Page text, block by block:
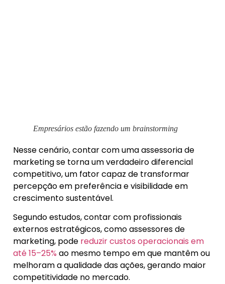
Empresários estão fazendo um brainstorming
Nesse cenário, contar com uma assessoria de
marketing se torna um verdadeiro diferencial
competitivo, um fator capaz de transformar
percepção em preferência e visibilidade em
crescimento sustentável.
Segundo estudos, contar com profissionais
externos estratégicos, como assessores de
marketing, pode reduzir custos operacionais em
até 15–25% ao mesmo tempo em que mantêm ou
melhoram a qualidade das ações, gerando maior
competitividade no mercado.